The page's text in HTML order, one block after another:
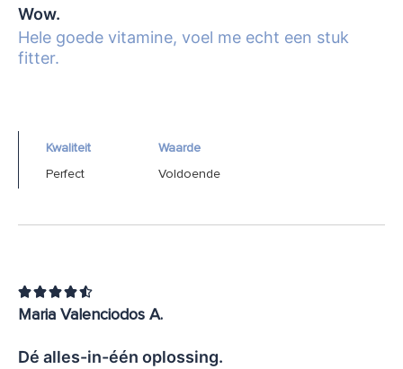
Wow.
Hele goede vitamine, voel me echt een stuk
fitter.
Kwaliteit
Perfect
Waarde
Voldoende

Maria Valenciodos A.
Dé alles-in-één oplossing.